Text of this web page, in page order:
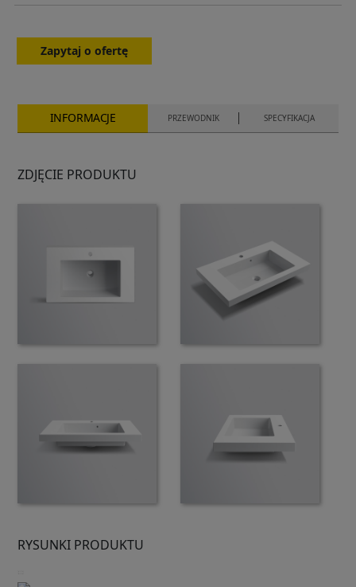
Zapytaj o ofertę
INFORMACJE PRZEWODNIK SPECYFIKACJA
ZDJĘCIE PRODUKTU
RYSUNKI PRODUKTU